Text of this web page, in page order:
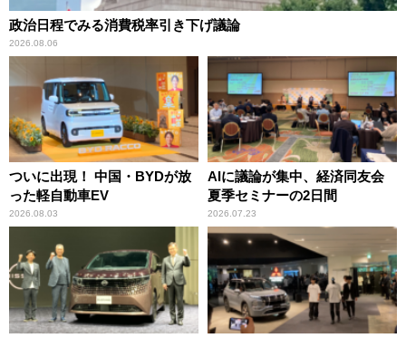
政治日程でみる消費税率引き下げ議論
2026.08.06
ついに出現！ 中国・BYDが放
った軽自動車EV
2026.08.03
AIに議論が集中、経済同友会
夏季セミナーの2日間
2026.07.23